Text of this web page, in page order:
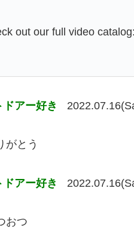
out our full video
ドアー好き
がとう
ドアー好き
おつ